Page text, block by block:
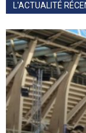
L'ACTUALITÉ